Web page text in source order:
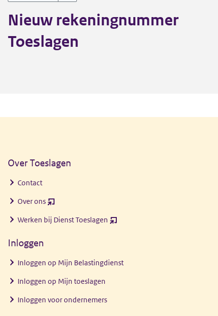
Nieuw rekeningnummer
Toeslagen
Over Toeslagen
Contact
Over ons (opent
venster)
Werken bij Dienst Toeslagen (opent
Inloggen
Inloggen op Mijn Belastingdienst
Inloggen op Mijn toeslagen
Inloggen voor ondernemers